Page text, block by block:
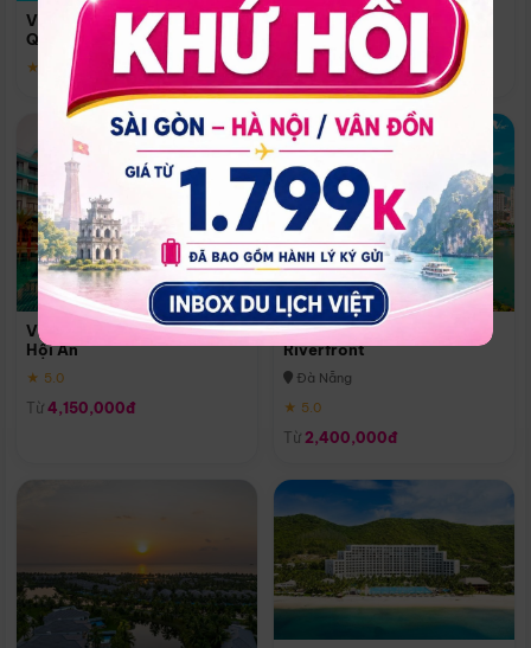
Vinpearl Resort & Spa Phu
Quoc
★ 5.0
Quoc
Phú Quốc
★ 5.0
Vinpearl Resort & Golf Nam
Hội An
★ 5.0
Từ 4,150,000đ
Melia Vinpearl Danang
Riverfront
Đà Nẵng
★ 5.0
Từ 2,400,000đ